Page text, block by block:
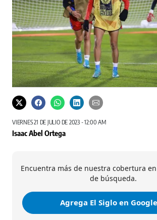
VIERNES 21 DE JULIO DE 2023 - 12:00 AM
Isaac Abel Ortega
Encuentra más de nuestra cobertura
de búsqueda.
Agrega El Siglo en